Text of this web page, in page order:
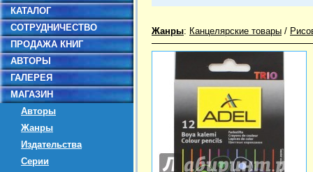
КАТАЛОГ
СОТРУДНИЧЕСТВО
ПРОДАЖА КНИГ
АВТОРЫ
ГАЛЕРЕЯ
МАГАЗИН
Авторы
Жанры
Издательства
Серии
Жанры: Канцелярские товары /